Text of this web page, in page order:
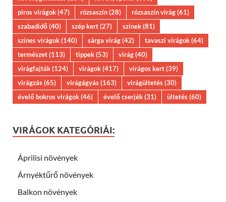
piros virágok(47) rózsaszín(28) rózsaszín virág(61)
szabadidő(40) szép kert(27) színek(81)
színes virágok(140) sárga virág(42) tavaszi virágok(64)
természet(113) tippek(53) virág(40)
virágfajták(124) virágok(417) virágos kert(39)
virágzás(65) virágágyás(163) virágültetés(30)
évelő bokros virágok(46) évelő cserjék(31) ültetés(60)
VIRÁGOK KATEGÓRIÁI:
Áprilisi növények
Árnyéktűrő növények
Balkon növények